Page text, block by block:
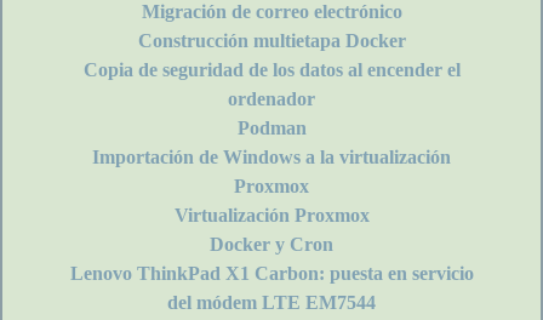
Migración de correo electrónico
Construcción multietapa Docker
Copia de seguridad de los datos al encender el
ordenador
Podman
Importación de Windows a la virtualización
Proxmox
Virtualización Proxmox
Docker y Cron
Lenovo ThinkPad X1 Carbon: puesta en servicio
del módem LTE EM7544